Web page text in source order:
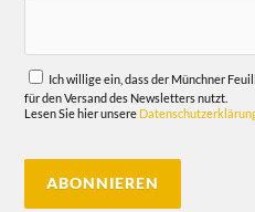
Ich willige ein, dass der Münchner
für den Versand des Newsletters nutzt.
Lesen Sie hier unsere